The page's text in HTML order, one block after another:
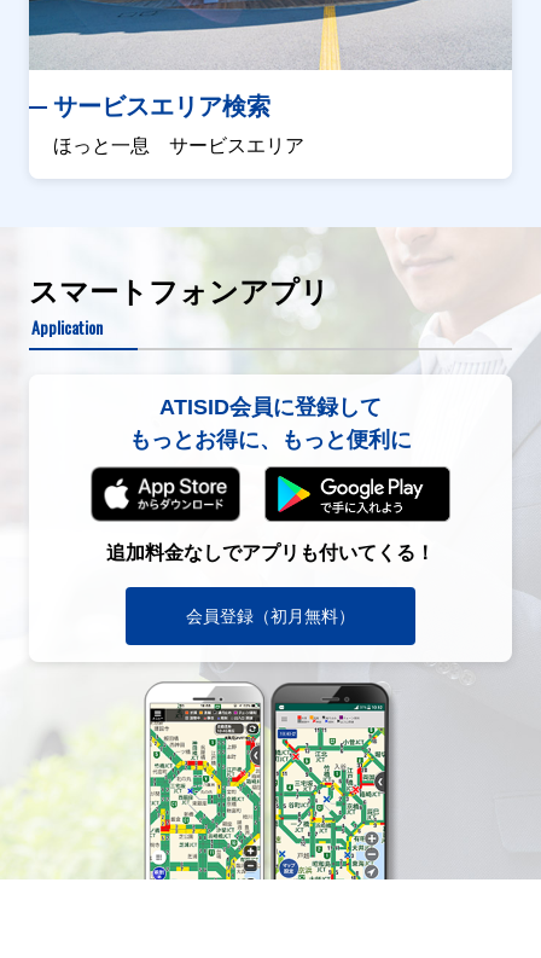
サービスエリア検索
ほっと一息 サービスエリア
スマートフォンアプリ
Application
ATISID会員に登録して
もっとお得に、もっと便利に
追加料金なしでアプリも付いてくる！
会員登録（初月無料）